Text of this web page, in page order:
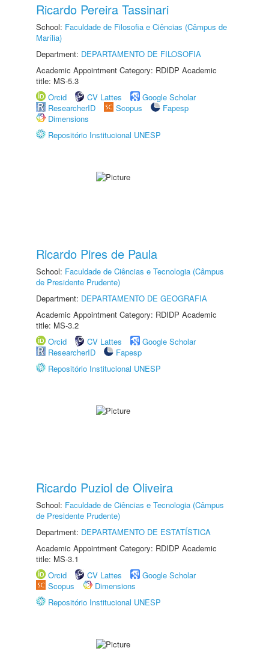
Ricardo Pereira Tassinari
School: Faculdade de Filosofia e Ciências (Câmpus de
Marília)
Department: DEPARTAMENTO DE FILOSOFIA
Academic Appointment Category: RDIDP Academic
title: MS-5.3
Orcid
CV Lattes
Google Scholar
ResearcherID
Scopus
Fapesp
Dimensions
Repositório Institucional UNESP
Ricardo Pires de Paula
School: Faculdade de Ciências e Tecnologia (Câmpus
de Presidente Prudente)
Department: DEPARTAMENTO DE GEOGRAFIA
Academic Appointment Category: RDIDP Academic
title: MS-3.2
Orcid
CV Lattes
Google Scholar
ResearcherID
Fapesp
Repositório Institucional UNESP
Ricardo Puziol de Oliveira
School: Faculdade de Ciências e Tecnologia (Câmpus
de Presidente Prudente)
Department: DEPARTAMENTO DE ESTATÍSTICA
Academic Appointment Category: RDIDP Academic
title: MS-3.1
Orcid
CV Lattes
Google Scholar
Scopus
Dimensions
Repositório Institucional UNESP